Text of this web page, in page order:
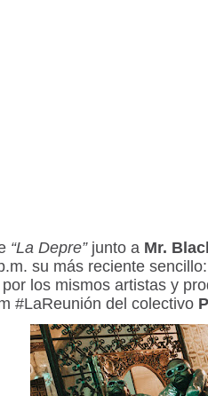
“La Depre”junto a Mr.
su más reciente sencillo:
los mismos artistas y
#LaReunión del colectivo